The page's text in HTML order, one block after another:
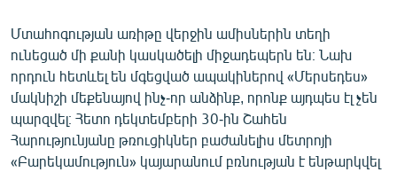
«Ազատության» բոլոր կայքերը
Մտահոգության առիթը վերջին ամիսներին տեղի
ունեցած մի քանի կասկածելի միջադեպերն են։ Նախ
որդուն հետևել են մգեցված ապակիներով «Մերսեդես»
մակնիշի մեքենայով ինչ-որ անձինք, որոնք այդպես էլ չեն
պարզվել։ Հետո դեկտեմբերի 30-ին Շահեն
Հարությունյանը թռուցիկներ բաժանելիս մետրոյի
«Բարեկամություն» կայարանում բռնության է ենթարկվել